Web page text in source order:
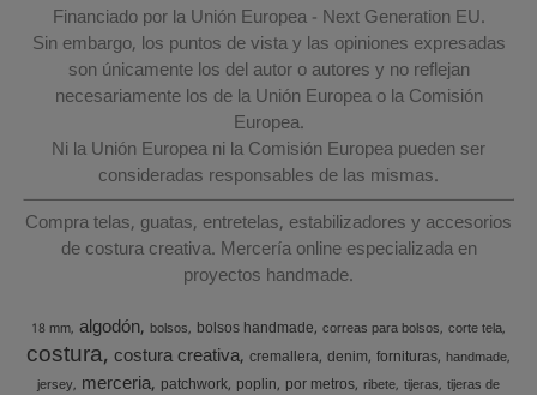
Financiado por la Unión Europea - Next Generation EU.
Sin embargo, los puntos de vista y las opiniones expresadas
son únicamente los del autor o autores y no reflejan
necesariamente los de la Unión Europea o la Comisión
Europea.
Ni la Unión Europea ni la Comisión Europea pueden ser
consideradas responsables de las mismas.
Compra telas, guatas, entretelas, estabilizadores y accesorios
de costura creativa. Mercería online especializada en
proyectos handmade.
18 mm algodón bolsos bolsos handmade correas para bolsos corte tela
costura costura creativa cremallera denim fornituras handmade
jersey merceria patchwork poplin por metros ribete tijeras tijeras de